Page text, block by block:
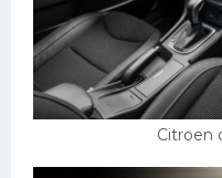
Citroen